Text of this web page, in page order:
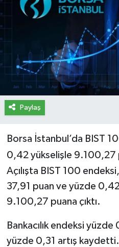
Paylaş
Borsa İstanbul’da BIST
0,42 yükselişle 9.100,27
Açılışta BIST 100
37,91 puan ve yüzde
9.100,27 puana çıktı.
Bankacılık endeksi
yüzde 0,31 artış
Künye
Yasal Uyarı